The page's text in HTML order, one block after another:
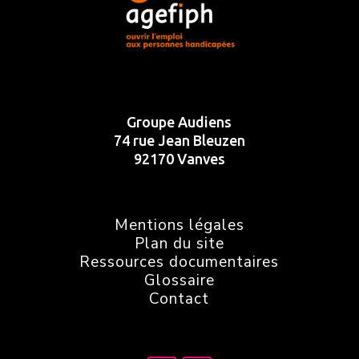
Groupe Audiens
74 rue Jean Bleuzen
92170 Vanves
Mentions légales
Plan du site
Ressources documentaires
Glossaire
Contact